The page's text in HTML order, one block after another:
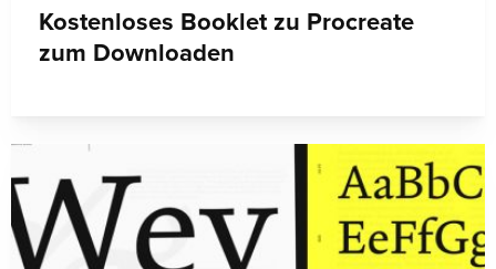
Kostenloses Booklet zu Procreate
zum Downloaden